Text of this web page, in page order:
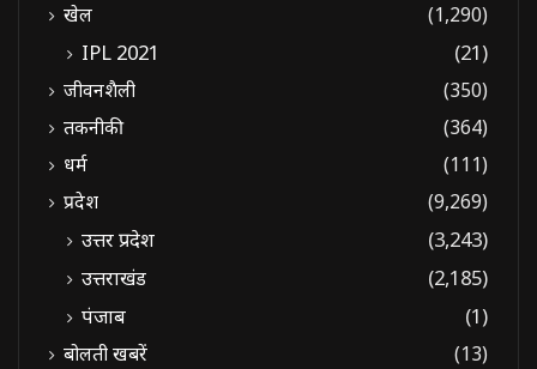
खेल
(1,290)
IPL 2021 (21)
जीवनशैली
(350)
तकनीकी
(364)
धर्म
(111)
प्रदेश
(9,269)
उत्तर प्रदेश
(3,243)
उत्तराखंड
(2,185)
पंजाब
(1)
बोलती खबरें
(13)